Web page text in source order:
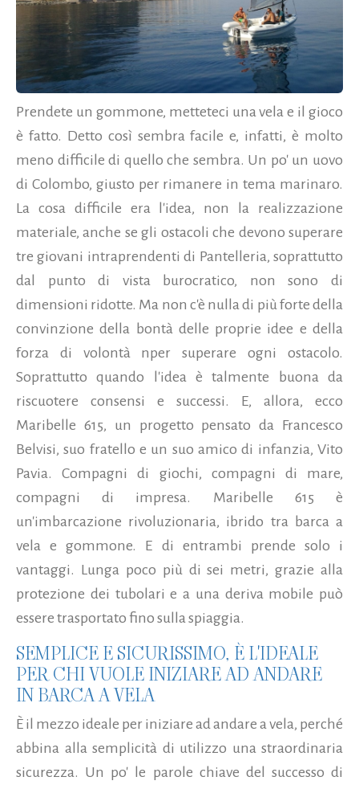
Prendete un gommone, metteteci una vela e il gioco
è fatto. Detto così sembra facile e, infatti, è molto
meno difficile di quello che sembra. Un po' un uovo
di Colombo, giusto per rimanere in tema marinaro.
La cosa difficile era l'idea, non la realizzazione
materiale, anche se gli ostacoli che devono superare
tre giovani intraprendenti di Pantelleria, soprattutto
dal punto di vista burocratico, non sono di
dimensioni ridotte. Ma non c'è nulla di più forte della
convinzione della bontà delle proprie idee e della
forza di volontà nper superare ogni ostacolo.
Soprattutto quando l'idea è talmente buona da
riscuotere consensi e successi. E, allora, ecco
Maribelle 615, un progetto pensato da Francesco
Belvisi, suo fratello e un suo amico di infanzia, Vito
Pavia.Compagni di giochi, compagni di mare,
compagni di impresa. Maribelle 615 è
un'imbarcazione rivoluzionaria, ibrido tra barca a
vela e gommone. E di entrambi prende solo i
vantaggi. Lunga poco più di sei metri, grazie alla
protezione dei tubolari e a una deriva mobile può
essere trasportato fino sulla spiaggia.
SEMPLICE E SICURISSIMO, È L'IDEALE
PER CHI VUOLE INIZIARE AD ANDARE
IN BARCA A VELA
È il mezzo ideale per iniziare ad andare a vela, perché
abbina alla semplicità di utilizzo una straordinaria
sicurezza. Un po' le parole chiave del successo di